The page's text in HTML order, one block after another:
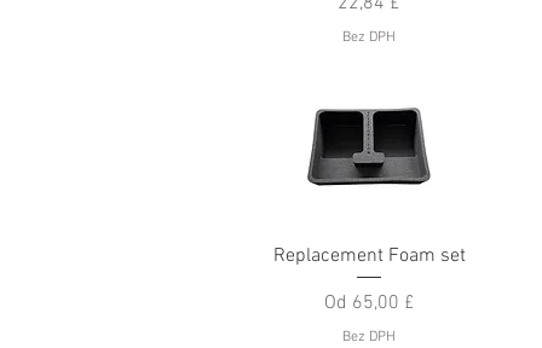
Bez DPH
Rychlý náhled
Replacement Foam set
Od 65,00 £
Zvýhodněná cena
Bez DPH